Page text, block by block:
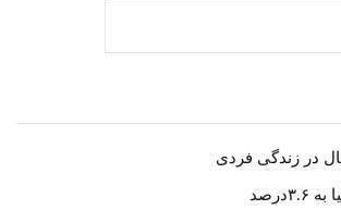
در زندگی فردی